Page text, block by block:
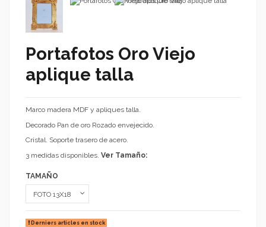
Portafotos Oro Viejo
aplique talla
Marco madera MDF y apliques talla.
Decorado Pan de oro Rozado envejecido.
Cristal. Soporte trasero de acero.
3 medidas disponibles. Ver Tamaño:
TAMAÑO
Derniers articles en stock